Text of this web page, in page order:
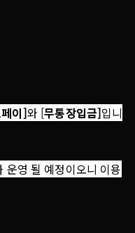
이]와 [무통장입금]입니
운영 될 예정이오니 이용